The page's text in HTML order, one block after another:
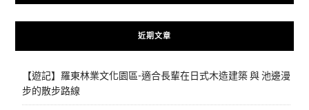
近期文章
【遊記】羅東林業文化園區-適合長輩在日式木造建築 與 池邊漫
步的散步路線